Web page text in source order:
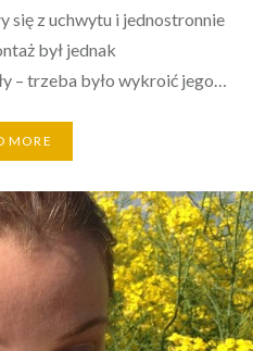
się z uchwytu i jednostronnie
był jednak
– trzeba było wykroić jego…
MORE